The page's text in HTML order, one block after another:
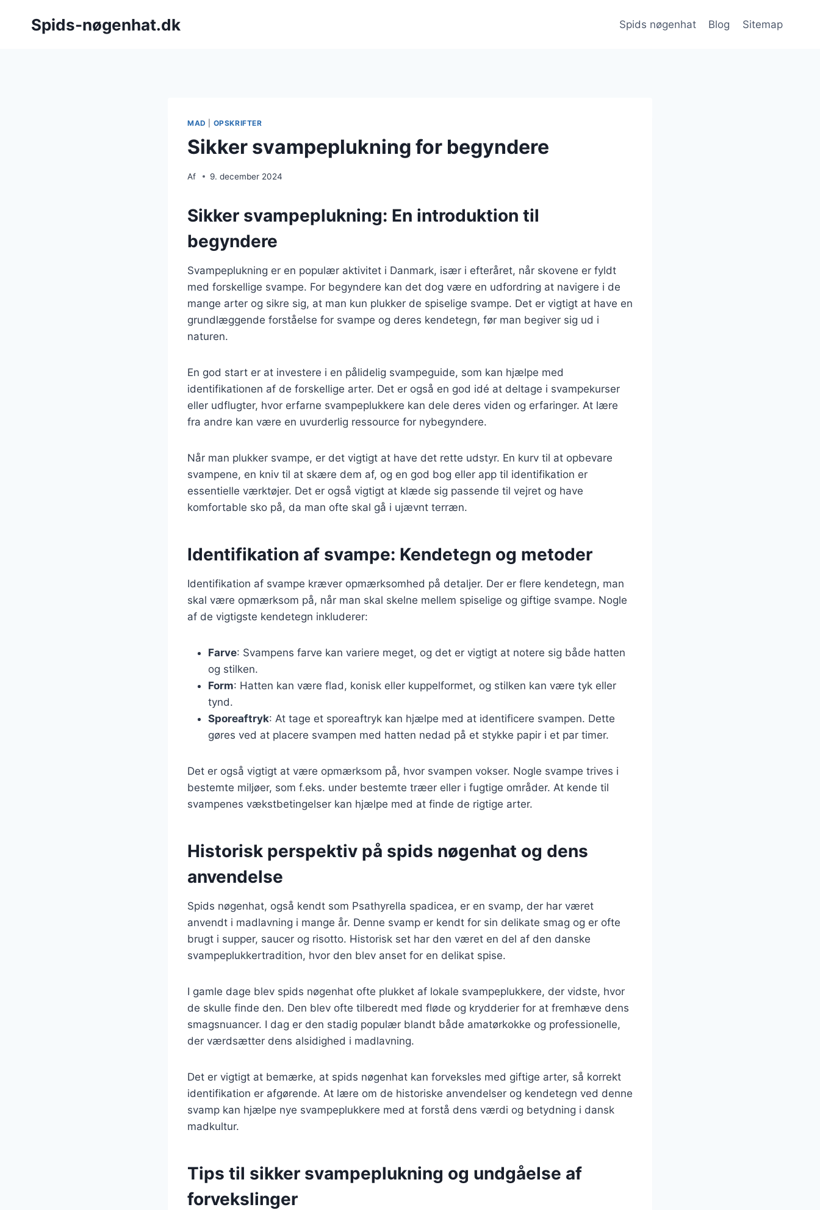
Spids-nøgenhat.dk Spids nøgenhat Blog Sitemap
MAD OPSKRIFTER
Sikker svampeplukning for begyndere
Af 9. december 2024
Sikker svampeplukning: En introduktion til
begyndere
Svampeplukning er en populær aktivitet i Danmark, især i efteråret, når skovene er fyldt
med forskellige svampe. For begyndere kan det dog være en udfordring at navigere i de
mange arter og sikre sig, at man kun plukker de spiselige svampe. Det er vigtigt at have en
grundlæggende forståelse for svampe og deres kendetegn, før man begiver sig ud i
naturen.
En god start er at investere i en pålidelig svampeguide, som kan hjælpe med
identifikationen af de forskellige arter. Det er også en god idé at deltage i svampekurser
eller udflugter, hvor erfarne svampeplukkere kan dele deres viden og erfaringer. At lære
fra andre kan være en uvurderlig ressource for nybegyndere.
Når man plukker svampe, er det vigtigt at have det rette udstyr. En kurv til at opbevare
svampene, en kniv til at skære dem af, og en god bog eller app til identifikation er
essentielle værktøjer. Det er også vigtigt at klæde sig passende til vejret og have
komfortable sko på, da man ofte skal gå i ujævnt terræn.
Identifikation af svampe: Kendetegn og metoder
Identifikation af svampe kræver opmærksomhed på detaljer. Der er flere kendetegn, man
skal være opmærksom på, når man skal skelne mellem spiselige og giftige svampe. Nogle
af de vigtigste kendetegn inkluderer:
Farve: Svampens farve kan variere meget, og det er vigtigt at notere sig både hatten
og stilken.
Form: Hatten kan være flad, konisk eller kuppelformet, og stilken kan være tyk eller
tynd.
Sporeaftryk: At tage et sporeaftryk kan hjælpe med at identificere svampen. Dette
gøres ved at placere svampen med hatten nedad på et stykke papir i et par timer.
Det er også vigtigt at være opmærksom på, hvor svampen vokser. Nogle svampe trives i
bestemte miljøer, som f.eks. under bestemte træer eller i fugtige områder. At kende til
svampenes vækstbetingelser kan hjælpe med at finde de rigtige arter.
Historisk perspektiv på spids nøgenhat og dens
anvendelse
Spids nøgenhat, også kendt som Psathyrella spadicea, er en svamp, der har været
anvendt i madlavning i mange år. Denne svamp er kendt for sin delikate smag og er ofte
brugt i supper, saucer og risotto. Historisk set har den været en del af den danske
svampeplukkertradition, hvor den blev anset for en delikat spise.
I gamle dage blev spids nøgenhat ofte plukket af lokale svampeplukkere, der vidste, hvor
de skulle finde den. Den blev ofte tilberedt med fløde og krydderier for at fremhæve dens
smagsnuancer. I dag er den stadig populær blandt både amatørkokke og professionelle,
der værdsætter dens alsidighed i madlavning.
Det er vigtigt at bemærke, at spids nøgenhat kan forveksles med giftige arter, så korrekt
identifikation er afgørende. At lære om de historiske anvendelser og kendetegn ved denne
svamp kan hjælpe nye svampeplukkere med at forstå dens værdi og betydning i dansk
madkultur.
Tips til sikker svampeplukning og undgåelse af
forvekslinger